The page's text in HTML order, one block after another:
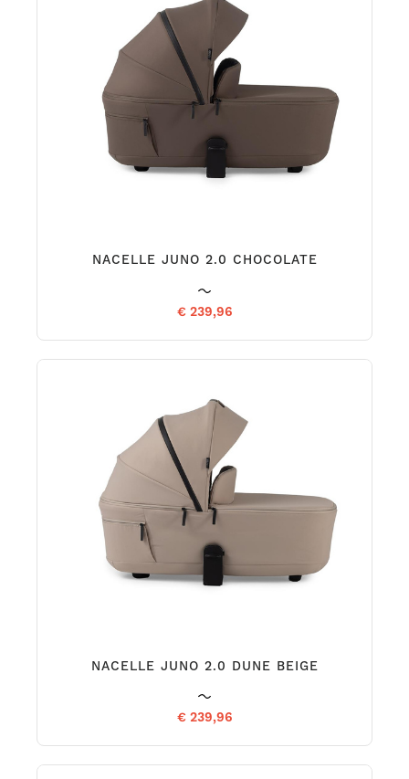
NACELLE JUNO 2.0 CHOCOLATE
€ 239,96
NACELLE JUNO 2.0 DUNE BEIGE
€ 239,96